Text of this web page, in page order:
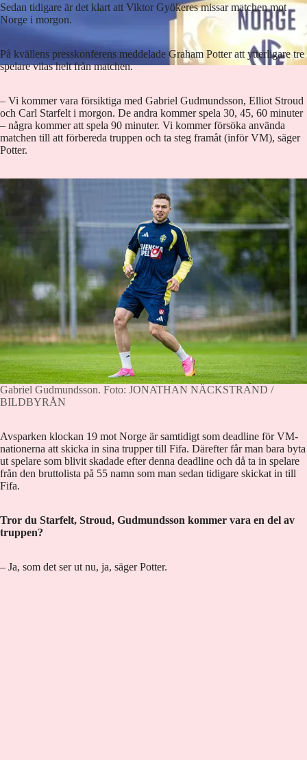
Sedan tidigare är det klart att Viktor Gyökeres missar matchen mot
Norge i morgon.
På kvällens presskonferens meddelade Graham Potter att ytterligare tre
spelare vilas helt från matchen.
– Vi kommer vara försiktiga med Gabriel Gudmundsson, Elliot Stroud
och Carl Starfelt i morgon. De andra kommer spela 30, 45, 60 minuter
– några kommer att spela 90 minuter. Vi kommer försöka använda
matchen till att förbereda truppen och ta steg framåt (inför VM), säger
Potter.
Gabriel Gudmundsson. Foto: JONATHAN NÄCKSTRAND /
BILDBYRÅN
Avsparken klockan 19 mot Norge är samtidigt som deadline för VM-
nationerna att skicka in sina trupper till Fifa. Därefter får man bara byta
ut spelare som blivit skadade efter denna deadline och då ta in spelare
från den bruttolista på 55 namn som man sedan tidigare skickat in till
Fifa.
Tror du Starfelt, Stroud, Gudmundsson kommer vara en del av
truppen?
– Ja, som det ser ut nu, ja, säger Potter.